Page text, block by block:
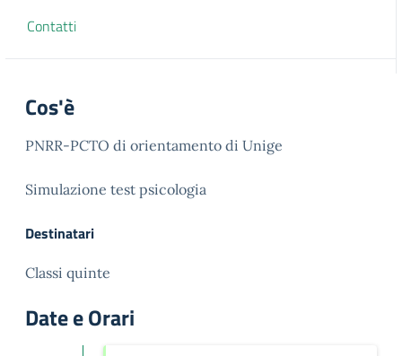
Contatti
Cos'è
PNRR-PCTO di orientamento di Unige
Simulazione test psicologia
Destinatari
Classi quinte
Date e Orari